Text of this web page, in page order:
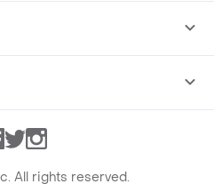
TwitterInstagram
All rights reserved.